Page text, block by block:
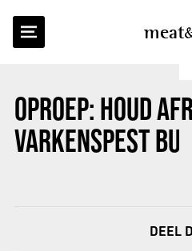
meat
OPROEP: HOUD
VARKENSPEST
TERUG NAAR OVERZICHT
DEEL